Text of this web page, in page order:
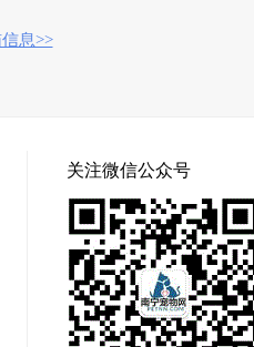
息>>
关注微信公众号